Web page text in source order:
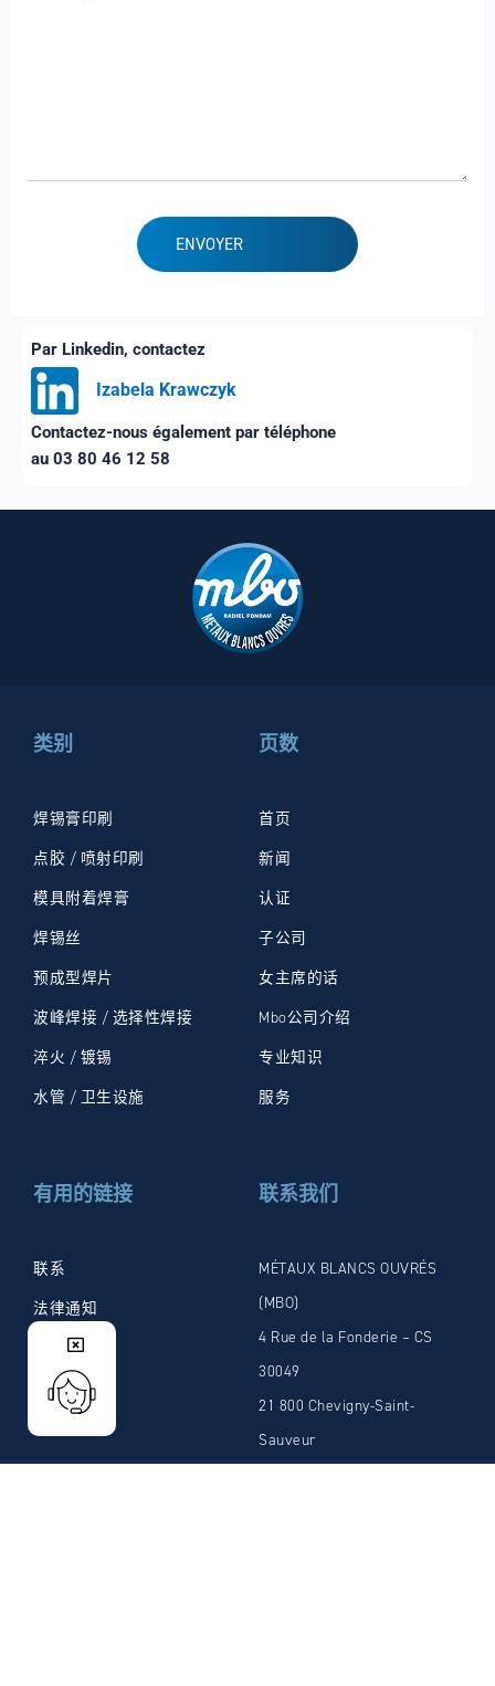
Par Linkedin, contactez
Izabela Krawczyk
Contactez-nous également par téléphone
au 03 80 46 12 58
类别
焊锡膏印刷
点胶 / 喷射印刷
模具附着焊膏
焊锡丝
预成型焊片
波峰焊接 / 选择性焊接
淬火 / 镀锡
水管 / 卫生设施
页数
首页
新闻
认证
子公司
女主席的话
Mbo公司介绍
专业知识
服务
有用的链接
联系
法律通知
隐私政策
下载宣传册
联系我们
MÉTAUX BLANCS OUVRÉS
(MBO)
4 Rue de la Fonderie – CS
30049
21 800 Chevigny-Saint-
Sauveur